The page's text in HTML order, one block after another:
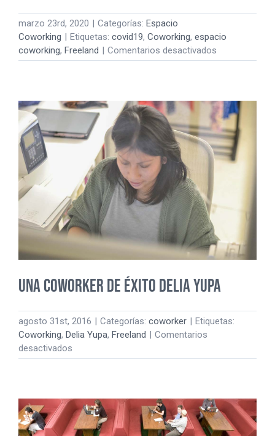
marzo 23rd, 2020 | Categorías: Espacio
Coworking | Etiquetas: covid19, Coworking, espacio
coworking, Freeland | Comentarios desactivados
Combatir
19
amando
Una Coworker de éxito Delia Yupa
agosto 31st, 2016 | Categorías: coworker | Etiquetas:
Coworking, Delia Yupa, Freeland | Comentarios
desactivados
Una
éxito
Delia
Yupa